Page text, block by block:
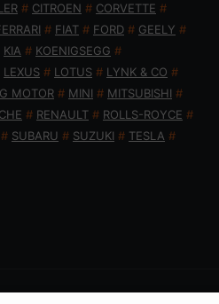
# CITROEN # CORVETTE #
# FIAT # FORD # GEELY #
KIA # KOENIGSEGG #
LEXUS # LOTUS # LYNK & CO #
MOTOR # MINI # MITSUBISHI #
# RENAULT # ROLLS-ROYCE #
# SUBARU # SUZUKI # TESLA #